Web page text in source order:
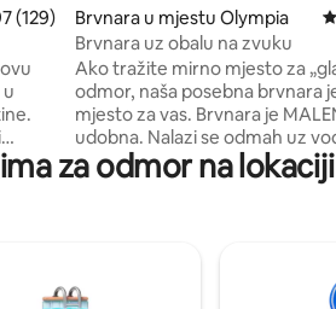
ocjena 4,97 od 5, recenzija: 129
(129)
Brvnara u mjestu Olympia
Brvnara uz obalu na zvuku
Ako tražite mirno mjesto za
odmor, naša posebna brvnara
mjesto za vas. Brvnara je
udobna. Nalazi se odmah uz
raspolaganju su kajaci, daske
kanu. Ima bračni krevet (queen size) na
toplom vodom koji se nalazi
Tu je i Incenelet toalet koji je
za odmor na